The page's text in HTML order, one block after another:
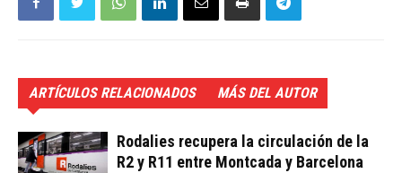
ARTÍCULOS RELACIONADOS MÁS DEL AUTOR
Rodalies recupera la circulación de la
R2 y R11 entre Montcada y Barcelona